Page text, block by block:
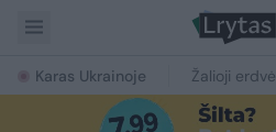
Karas Ukrainoje Žalioji erdvė